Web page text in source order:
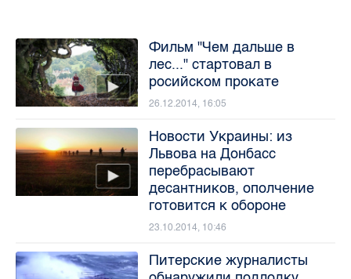
Фильм "Чем дальше в
лес..." стартовал в
росийском прокате
26.12.2014, 16:05
Новости Украины: из
Львова на Донбасс
перебрасывают
десантников, ополчение
готовится к обороне
23.10.2014, 10:46
Питерские журналисты